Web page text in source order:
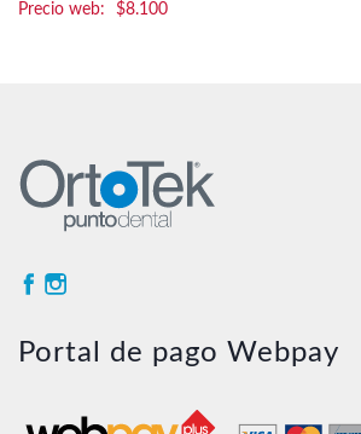
$8.100
Portal de pago Webpay